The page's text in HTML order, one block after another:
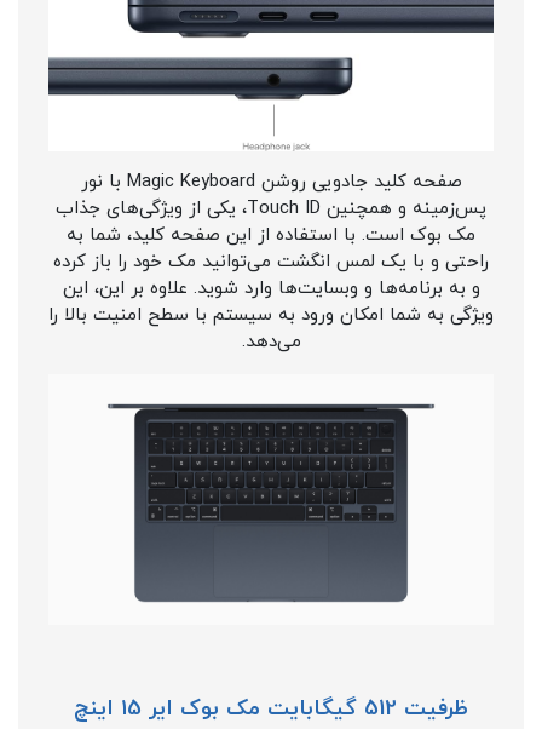
صفحه کلید جادویی روشن Magic Keyboard با نور
پس‌زمینه و همچنین Touch ID، یکی از ویژگی‌های جذاب
مک بوک است. با استفاده از این صفحه کلید، شما به
راحتی و با یک لمس انگشت می‌توانید مک خود را باز کرده
و به برنامه‌ها و وبسایت‌ها وارد شوید. علاوه بر این، این
ویژگی به شما امکان ورود به سیستم با سطح امنیت بالا را
می‌دهد.
ظرفیت 512 گیگابایت مک بوک ایر ۱5 اینچ